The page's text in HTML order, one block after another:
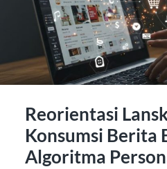
Reorientasi
Konsumsi Berita
Algoritma